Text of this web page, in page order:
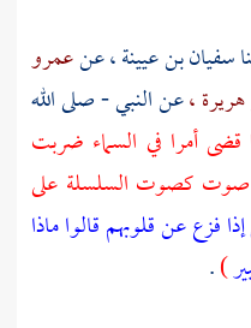
سفيان بن عيينة ،عنعمرو
هريرة ،عن النبي - صلى الله
قضى أمرا في السماء ضربت
صوت كصوت السلسلة على
فزع عن قلوبهم قالوا ماذا
)
.